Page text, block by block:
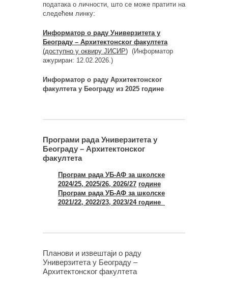
података о личности, што се може пратити на
следећем линку:
Информатор о раду Универзитета у
Београду – Архитектонског факултета
(доступно у оквиру ЈИСИР) (Информатор
ажуриран: 12.02.2026.)
Информатор о раду Архитектонског
факултета у Београду из 2025 године
Програми рада Универзитета у
Београду – Архитектонског
факултета
Програм радаУБ-АФ за школске
2024/25, 2025/26, 2026/27 године
Програм радаУБ-АФ за школске
2021/22, 2022/23, 2023/24 године
Планови и извештаји о раду
Универзитета у Београду –
Архитектонског факултета